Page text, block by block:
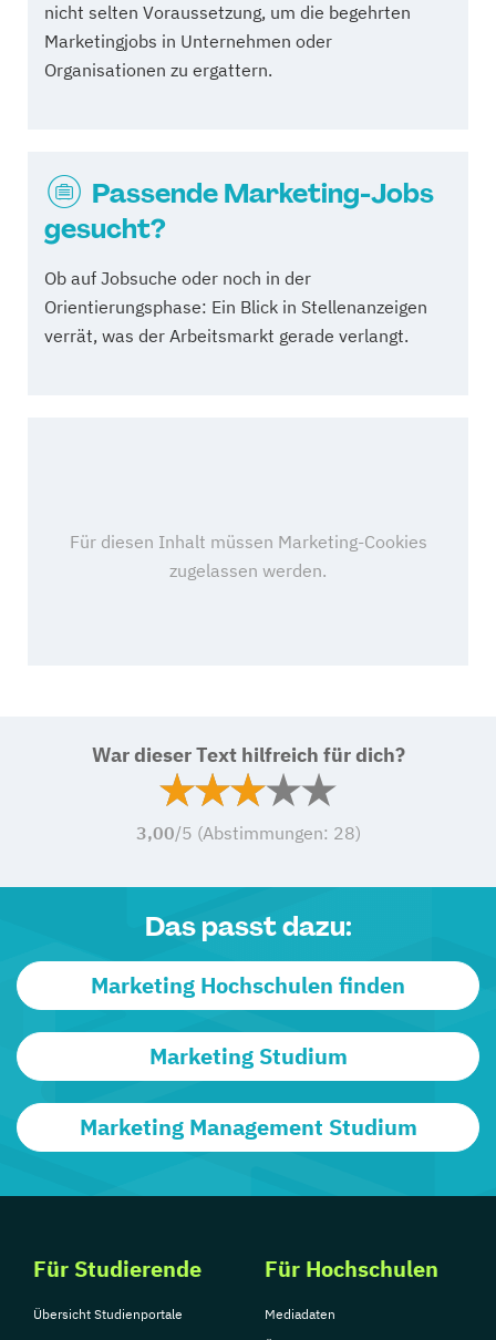
nicht selten Voraussetzung, um die begehrten
Marketingjobs in Unternehmen oder
Organisationen zu ergattern.
Passende Marketing-Jobs
gesucht?
Ob auf Jobsuche oder noch in der
Orientierungsphase: Ein Blick in Stellenanzeigen
verrät, was der Arbeitsmarkt gerade verlangt.
War dieser Text hilfreich für dich?
3,00/5 (Abstimmungen: 28)
Das passt dazu:
Marketing Hochschulen finden
Marketing Studium
Marketing Management Studium
Für Studierende
Übersicht Studienportale
Für Hochschulen
Mediadaten